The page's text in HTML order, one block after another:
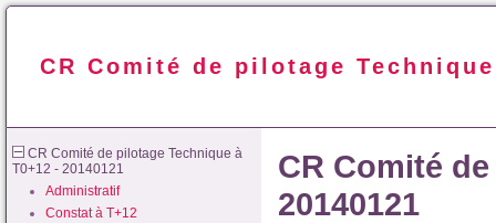
CR Comité de pilotage
CR Comité
20140121
CR Comité de pilotage Technique à
T0+12 - 20140121
Administratif
Constat à T+12